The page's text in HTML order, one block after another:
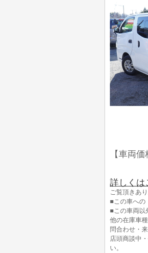
【車両価
詳しくは
ご覧頂きあ
■この車への
■この車両以
他の在庫車
問合わせ・
店頭商談中
い。